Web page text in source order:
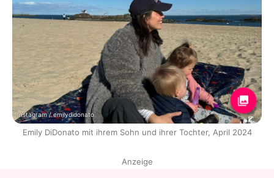
Instagram / emilydidonato
Emily DiDonato mit ihrem Sohn und ihrer Tochter, April 2024
Anzeige